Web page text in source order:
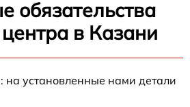
обязательства
в Казани
на установленные нами детали